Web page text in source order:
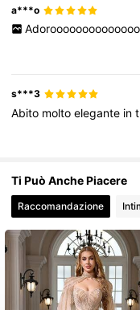
a***o
Adoroooooooooooooo
s***3
Abito moltoelegante in
Ti Può Anche Piacere
Raccomandazione